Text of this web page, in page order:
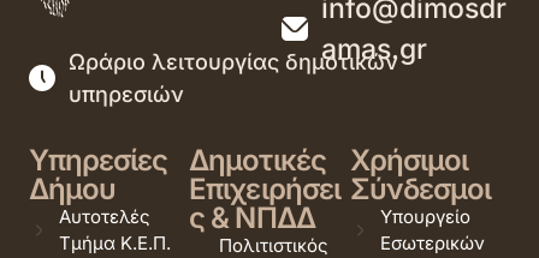
info@dimosdr
amas.gr
Ωράριο λειτουργίας δημοτικών
υπηρεσιών
Υπηρεσίες
Δήμου
Αυτοτελές
Τμήμα Κ.Ε.Π.
Δημοτικές
Επιχειρήσει
ς & ΝΠΔΔ
Πολιτιστικός
Χρήσιμοι
Σύνδεσμοι
Υπουργείο
Εσωτερικών